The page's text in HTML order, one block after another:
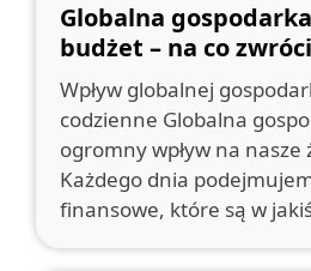
Globalna
budżet – na co
Wpływ globalnej
codzienne Globalna
ogromny wpływ na nasze
Każdego dnia
finansowe, które są w